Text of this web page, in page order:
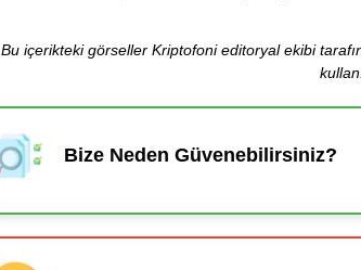
Bu içerikteki görseller Kriptofoni editoryal ekibi
Bize Neden Güvenebilirsiniz?